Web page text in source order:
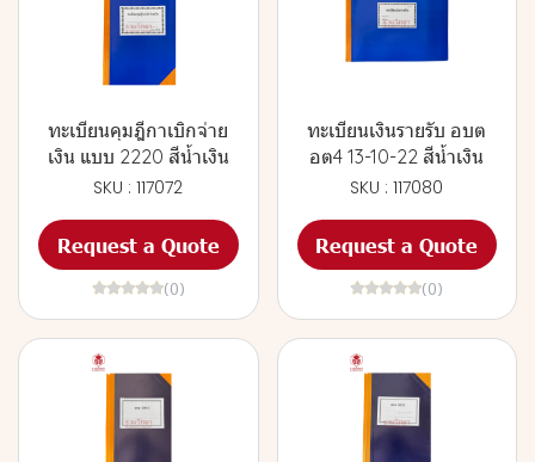
ทะเบียนคุมฎีกาเบิกจ่าย
เงิน แบบ 2220 สีน้ำเงิน
SKU : 117072
Request a Quote
(0)
ทะเบียนเงินรายรับ อบต
อต4 13-10-22 สีน้ำเงิน
SKU : 117080
Request a Quote
(0)